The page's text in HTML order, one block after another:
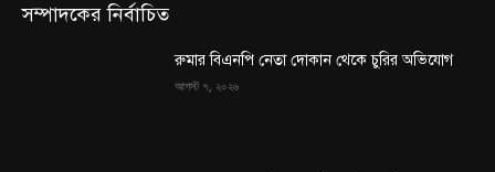
সম্পাদকের নির্বাচিত
রুমার বিএনপি নেতা দোকান থেকে চুরির অভিযোগ
আগস্ট ৭, ২০২৬